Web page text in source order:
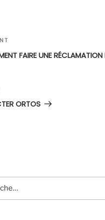
FAIRE UNE RÉCLAMATION
ORTOS